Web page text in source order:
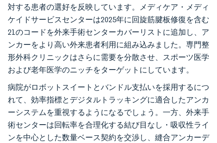
対する患者の選好を反映しています。メディケア・メディ
ケイドサービスセンターは2025年に回旋筋腱板修復を含む
21のコードを外来手術センターカバーリストに追加し、ア
ンカーをより高い外来患者利用に組み込みました。専門整
形外科クリニックはさらに需要を分散させ、スポーツ医学
および老年医学のニッチをターゲットにしています。
病院がロボットスイートとバンドル支払いを採用するにつ
れて、効率指標とデジタルトラッキングに適合したアンカ
ーシステムを重視するようになるでしょう。一方、外来手
術センターは回転率を合理化する結び目なし・吸収性ライ
ンを中心とした数量ベース契約を交渉し、縫合アンカーデ